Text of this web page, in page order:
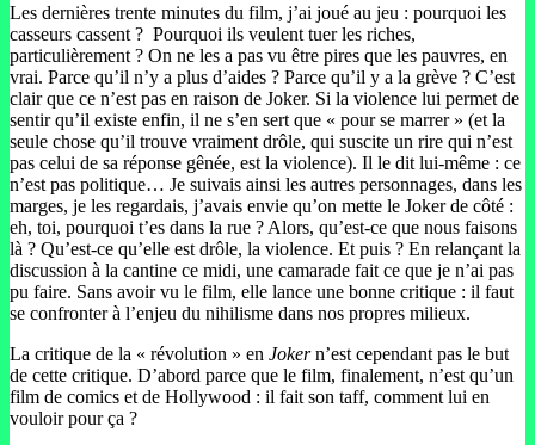
Les dernières trente minutes du film, j’ai joué au jeu : pourquoi les
casseurs cassent ? Pourquoi ils veulent tuer les riches,
particulièrement ? On ne les a pas vu être pires que les pauvres, en
vrai. Parce qu’il n’y a plus d’aides ? Parce qu’il y a la grève ? C’est
clair que ce n’est pas en raison de Joker. Si la violence lui permet de
sentir qu’il existe enfin, il ne s’en sert que « pour se marrer » (et la
seule chose qu’il trouve vraiment drôle, qui suscite un rire qui n’est
pas celui de sa réponse gênée, est la violence). Il le dit lui-même : ce
n’est pas politique… Je suivais ainsi les autres personnages, dans les
marges, je les regardais, j’avais envie qu’on mette le Joker de côté :
eh, toi, pourquoi t’es dans la rue ? Alors, qu’est-ce que nous faisons
là ? Qu’est-ce qu’elle est drôle, la violence. Et puis ? En relançant la
discussion à la cantine ce midi, une camarade fait ce que je n’ai pas
pu faire. Sans avoir vu le film, elle lance une bonne critique : il faut
se confronter à l’enjeu du nihilisme dans nos propres milieux.
La critique de la « révolution » en Jokern’est cependant pas le but
de cette critique. D’abord parce que le film, finalement, n’est qu’un
film de comics et de Hollywood : il fait son taff, comment lui en
vouloir pour ça ?